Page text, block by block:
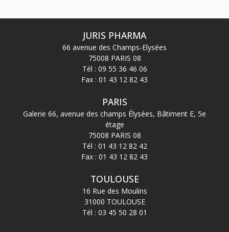
JURIS PHARMA
66 avenue des Champs-Elysées
75008 PARIS 08
Tél : 09 55 36 46 06
Fax : 01 43 12 82 43
PARIS
Galerie 66, avenue des champs Élysées, Bâtiment E, 5e
étage
75008 PARIS 08
Tél : 01 43 12 82 42
Fax : 01 43 12 82 43
TOULOUSE
16 Rue des Moulins
31000 TOULOUSE
Tél : 03 45 50 28 01